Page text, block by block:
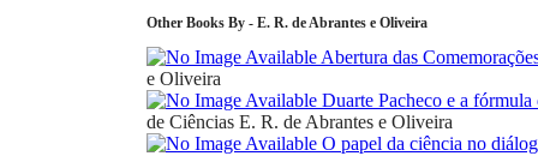
Other Books By - E. R. de Abrantes e Oliveira
Abertura das
e Oliveira
Duarte Pacheco e a
de Ciências E. R. de Abrantes e Oliveira
O papel da ciência no